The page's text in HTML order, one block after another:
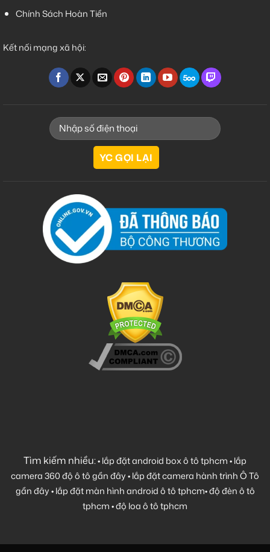
Chính Sách Hoàn Tiền
Kết nối mạng xã hội:
Tìm kiếm nhiều:•lắp đặt android box ô tô tphcm•lắp
camera 360 độ ô tô gần đây•lắp đặt camera hành trình Ô Tô
gần đây•lắp đặt màn hình android ô tô tphcm•độ đèn ô tô
tphcm•độ loa ô tô tphcm